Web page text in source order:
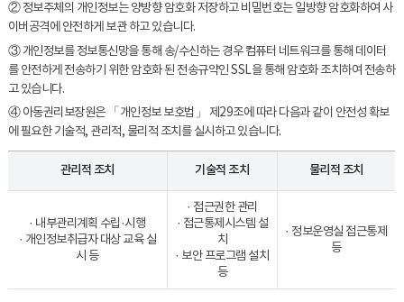
② 정보주체의 개인정보는 양방향 암호화 저장하고 비밀번호는 일방향 암호화하여 사
이버공격에 안전하게 보관 하고 있습니다.
③ 개인정보를 정보통신망을 통해 송/수신하는 경우 컴퓨터 네트워크를 통해 데이터
를 안전하게 전송하기 위한 암호화 된 전송규약인 SSL을 통해 암호화 조치하여 전송하
고 있습니다.
④ 아동권리보장원은 「개인정보 보호법」 제29조에 따라 다음과 같이 안전성 확보
에 필요한 기술적, 관리적, 물리적 조치를 실시하고 있습니다.
관리적 조치 기술적 조치 물리적 조치
· 내부관리계획 수립·시행
· 개인정보취급자 대상 교육 실
시 등
· 접근권한 관리
· 접근통제시스템 설
치
· 보안 프로그램 설치
등
· 정보운영실 접근통제
등